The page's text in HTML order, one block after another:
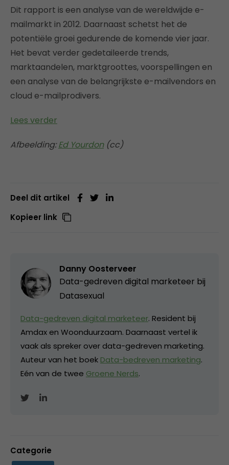
Dit rapport is een analyse van de wereldwijde e-
mailmarkt in 2012. Daarnaast schetst het de
potentiële groei gedurende de komende vier jaar.
Het bevat verder gedetaileerde trends,
marktaandelen, marktgroottes, voorspellingen en
een analyse van de belangrijkste e-mailvendors en
cloud e-mailprodivers.
Lees verder
Afbeelding:Ed Yourdon(cc)
Deel dit artikel
Kopieer link
Danny Oosterveer
Data-gedreven digital marketeer bij
Datasexual
Data-gedreven digital marketeer. Resident bij
Amdax en Woonduurzaam. Daarnaast vertel ik
vaak als spreker over data-gedreven marketing.
Auteur van het boek Data-bedreven marketing.
Eén van de twee Groene Nerds.
Categorie